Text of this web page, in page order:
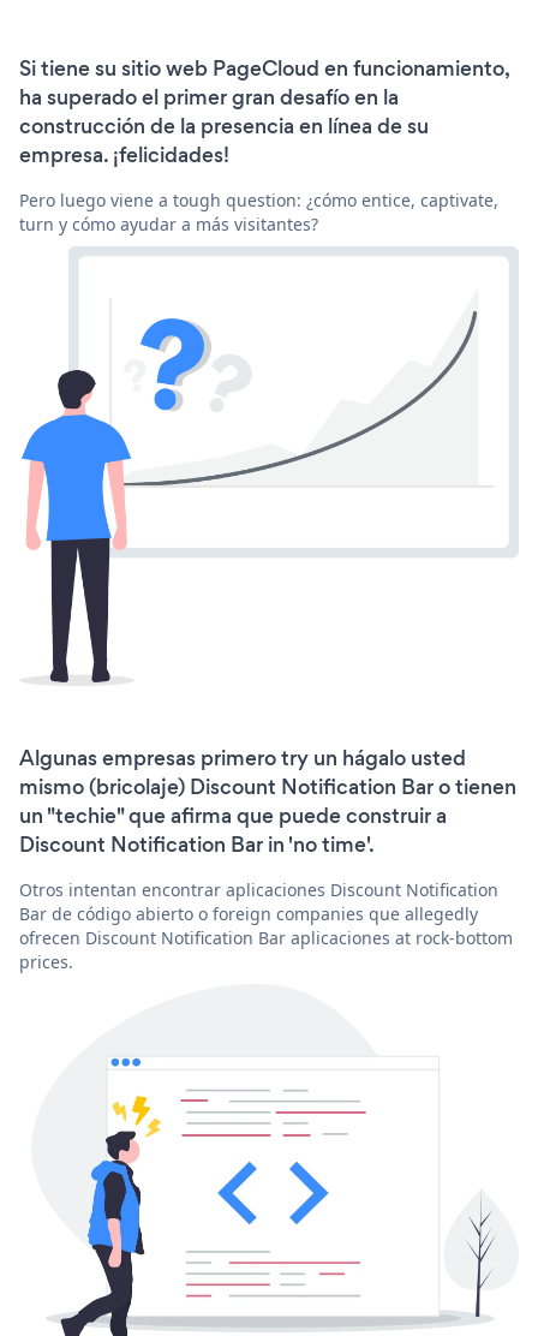
Si tiene su sitio web PageCloud en funcionamiento,
ha superado el primer gran desafío en la
construcción de la presencia en línea de su
empresa. ¡felicidades!
Pero luego viene a tough question: ¿cómo entice, captivate,
turn y cómo ayudar a más visitantes?
Algunas empresas primero try un hágalo usted
mismo (bricolaje) Discount Notification Bar o tienen
un "techie" que afirma que puede construir a
Discount Notification Bar in 'no time'.
Otros intentan encontrar aplicaciones Discount Notification
Bar de código abierto o foreign companies que allegedly
ofrecen Discount Notification Bar aplicaciones at rock-bottom
prices.